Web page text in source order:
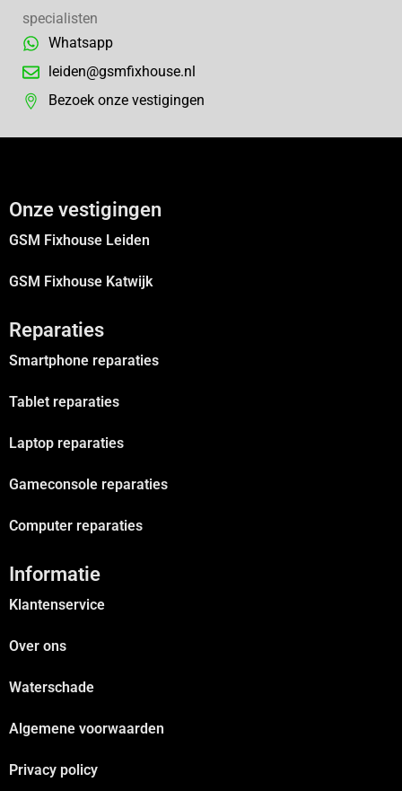
specialisten
Whatsapp
leiden@gsmfixhouse.nl
Bezoek onze vestigingen
Onze vestigingen
GSM Fixhouse Leiden
GSM Fixhouse Katwijk
Reparaties
Smartphone reparaties
Tablet reparaties
Laptop reparaties
Gameconsole reparaties
Computer reparaties
Informatie
Klantenservice
Over ons
Waterschade
Algemene voorwaarden
Privacy policy